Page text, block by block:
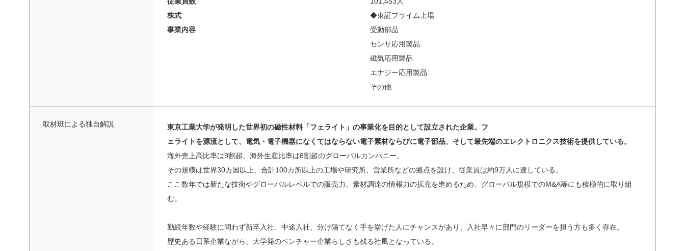
株式
◆東証プライム上場
事業内容
受動部品
センサ応用製品
磁気応用製品
エナジー応用製品
その他
取材班による独自解説
東京工業大学が発明した世界初の磁性材料「フェライト」の事業化を目的として設立された企業。フ
ェライトを源流として、電気・電子機器になくてはならない電子素材ならびに電子部品、そして最先端のエレクトロニクス技術を提供している。
海外売上高比率は9割超、海外生産比率は8割超のグローバルカンパニー。
その規模は世界30カ国以上、合計100カ所以上の工場や研究所、営業所などの拠点を設け、従業員は約9万人に達している。
ここ数年では新たな技術やグローバルレベルでの販売力、素材調達の情報力の拡充を進めるため、グローバル規模でのM&A等にも積極的に取り組
む。
勤続年数や経験に問わず新卒入社、中途入社、分け隔てなく手を挙げた人にチャンスがあり、入社早々に部門のリーダーを担う方も多く存在。
歴史ある日系企業ながら、大学発のベンチャー企業らしさも残る社風となっている。